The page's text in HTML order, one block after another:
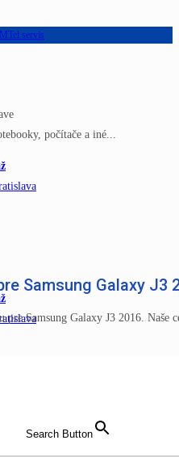
servis
počítače a iné...
Search Button
Samsung Galaxy J3
pre Samsung Galaxy J3 2016. Naše